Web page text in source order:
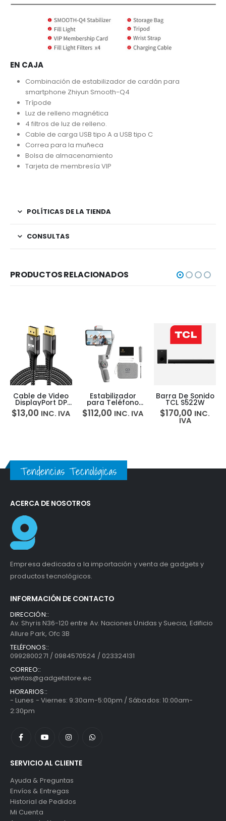
EN CAJA
Combinación de estabilizador de cardán para
smartphone Zhiyun Smooth-Q4
Trípode
Luz de relleno magnética
4 filtros de luz de relleno.
Cable de carga USB tipo A a USB tipo C
Correa para la muñeca
Bolsa de almacenamiento
Tarjeta de membresía VIP
POLÍTICAS DE LA TIENDA
CONSULTAS
PRODUCTOS RELACIONADOS
Cable de Video
DisplayPort DP
2.1 16K
4K@240Hz
$13,00 INC. IVA
Estabilizador
para Teléfono
Celular Zhiyun
Smooth Q3
$112,00 INC. IVA
Barra De Sonido
TCL S522W
$170,00 INC.
IVA
Tendencias Tecnológicas
ACERCA DE NOSOTROS
Empresa dedicada a la importación y venta de gadgets y
productos tecnológicos.
INFORMACIÓN DE CONTACTO
DIRECCIÓN::
Av. Shyris N36-120 entre Av. Naciones Unidas y Suecia, Edificio
Allure Park, Ofc 3B
TELÉFONOS::
0992800271 / 0984570524 / 023324131
CORREO::
ventas@gadgetstore.ec
HORARIOS::
- Lunes - Viernes: 9:30am-5:00pm / Sábados: 10:00am-
2:30pm
SERVICIO AL CLIENTE
Ayuda & Preguntas
Envíos & Entregas
Historial de Pedidos
Mi Cuenta